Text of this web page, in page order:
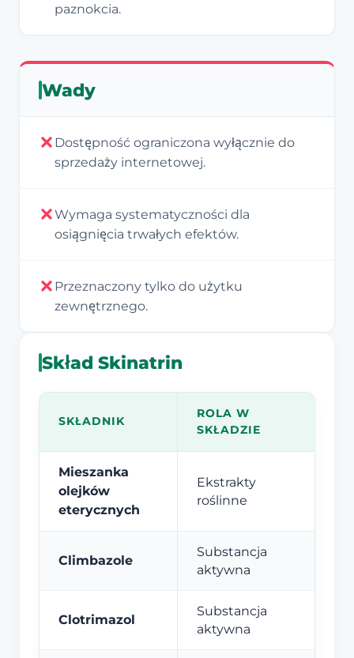
paznokcia.
Wady
Dostępność ograniczona wyłącznie do
sprzedaży internetowej.
Wymaga systematyczności dla
osiągnięcia trwałych efektów.
Przeznaczony tylko do użytku
zewnętrznego.
Skład Skinatrin
SKŁADNIK
ROLA W
SKŁADZIE
Mieszanka
olejków
eterycznych
Ekstrakty
roślinne
Climbazole
Substancja
aktywna
Clotrimazol
Substancja
aktywna